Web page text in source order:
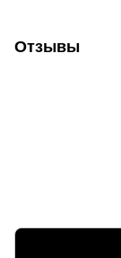
Отзывы